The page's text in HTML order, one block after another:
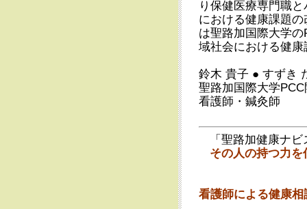
り保健医療専門職
における健康課題
は聖路加国際大学
域社会における健
鈴木 貴子 ● すずき
聖路加国際大学
看護師・鍼灸師
「聖路加健康ナ
その人の持つ力
看護師による健康相